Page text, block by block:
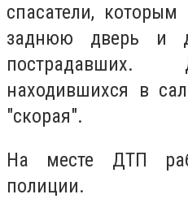
спасатели,
заднюю дверь и
пострадавших.
находившихся в
"скорая".
На месте ДТП
полиции.